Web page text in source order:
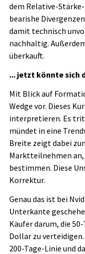
dem Relative-
bearishe
damit technisch
nachhaltig.
überkauft.
... jetzt könnte sich
Mit Blick auf
Wedge vor. Dieses
interpretieren. Es
mündet in eine
Breite zeigt dabei
Marktteilnehmen an,
bestimmen. Diese
Korrektur.
Genau das ist bei
Unterkante
Käufer darum, die
Dollar zu
200-Tage-Linie und